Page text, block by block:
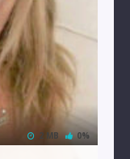
2 MB 0%